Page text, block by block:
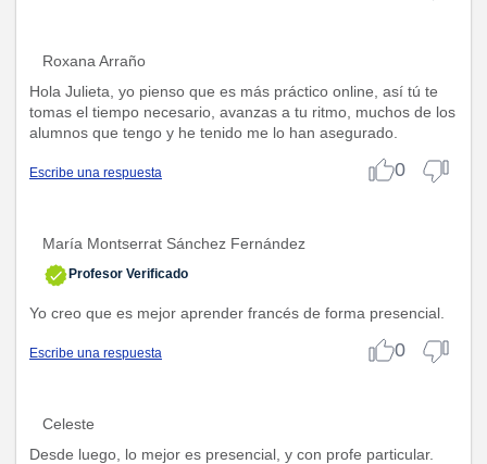
Roxana Arraño
Hola Julieta, yo pienso que es más práctico online, así tú te
tomas el tiempo necesario, avanzas a tu ritmo, muchos de los
alumnos que tengo y he tenido me lo han asegurado.
Escribe una respuesta 0
María Montserrat Sánchez Fernández
Profesor Verificado
Yo creo que es mejor aprender francés de forma presencial.
Escribe una respuesta 0
Celeste
Desde luego, lo mejor es presencial, y con profe particular.